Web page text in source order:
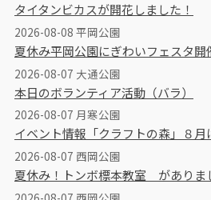
タイタンビカスが開花しました！
2026-08-08 平岡公園
夏休み平岡公園にぎわいフェスタ開
2026-08-07 大通公園
本日のボランティア活動（バラ）
2026-08-07 月寒公園
イベント情報「クラフトの森」８月
2026-08-07 西岡公園
夏休み！トンボ標本教室 がありま